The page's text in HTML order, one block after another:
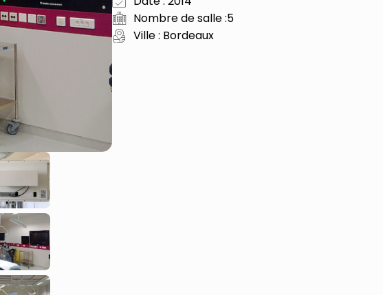
Nombre de salle :5
Ville : Bordeaux